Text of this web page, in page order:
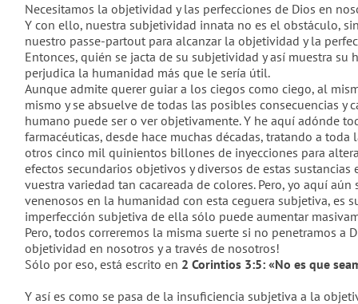
Necesitamos la objetividad y las perfecciones de Dios en
Y con ello, nuestra subjetividad innata no es el obstáculo,
nuestro passe-partout para alcanzar la objetividad y la
Entonces, quién se jacta de su subjetividad y así muestra
perjudica la humanidad más que le sería útil.
Aunque admite querer guiar a los ciegos como ciego, al
mismo y se absuelve de todas las posibles consecuencias
humano puede ser o ver objetivamente. Y he aquí adónde
farmacéuticas, desde hace muchas décadas, tratando a
otros cinco mil quinientos billones de inyecciones para
efectos secundarios objetivos y diversos de estas
vuestra variedad tan cacareada de colores. Pero, yo aquí
venenosos en la humanidad con esta ceguera subjetiva, es
imperfección subjetiva de ella sólo puede aumentar
Pero, todos correremos la misma suerte si no penetramos a
objetividad en nosotros y a través de nosotros!
Sólo por eso, está escrito en 2 Corintios 3:5: «No es que
Y así es como se pasa de la insuficiencia subjetiva a la